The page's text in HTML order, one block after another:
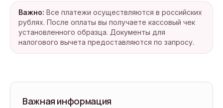
Важно: Все платежи осуществляются в российских
рублях. После оплаты вы получаете кассовый чек
установленного образца. Документы для
налогового вычета предоставляются по запросу.
Важная информация